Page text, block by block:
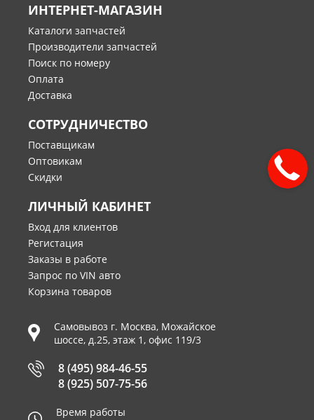
ИНТЕРНЕТ-МАГАЗИН
Каталоги запчастей
Производители запчастей
Поиск по номеру
Оплата
Доставка
СОТРУДНИЧЕСТВО
Поставщикам
Оптовикам
Скидки
ЛИЧНЫЙ КАБИНЕТ
Вход для клиентов
Регистация
Заказы в работе
Запрос по VIN авто
Корзина товаров
Самовывоз г. Москва, Можайское
шоссе, д.25, этаж 1, офис 119/3
8 (495) 984-46-55
8 (925) 507-75-56
Время работы